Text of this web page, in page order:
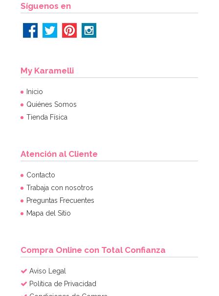
Molde Cuadrado 25 x 25 x 7,5 cm
AÑADIR
Síguenos en
My Karamelli
Inicio
Quiénes Somos
Tienda Física
Atención al Cliente
Contacto
Trabaja con nosotros
Preguntas Frecuentes
Mapa del Sitio
Compra Online con Total Confianza
Aviso Legal
Política de Privacidad